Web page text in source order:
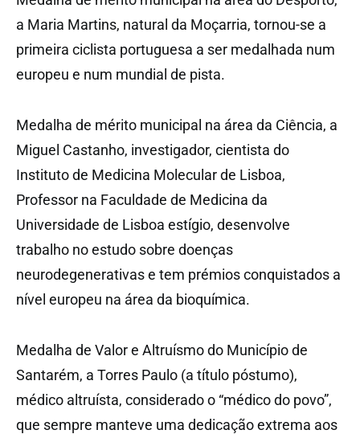
a Maria Martins, natural da Moçarria, tornou-se a
primeira ciclista portuguesa a ser medalhada num
europeu e num mundial de pista.
Medalha de mérito municipal na área da Ciência, a
Miguel Castanho, investigador, cientista do
Instituto de Medicina Molecular de Lisboa,
Professor na Faculdade de Medicina da
Universidade de Lisboa estígio, desenvolve
trabalho no estudo sobre doenças
neurodegenerativas e tem prémios conquistados a
nível europeu na área da bioquímica.
Medalha de Valor e Altruísmo do Município de
Santarém, a Torres Paulo (a título póstumo),
médico altruísta, considerado o “médico do povo”,
que sempre manteve uma dedicação extrema aos